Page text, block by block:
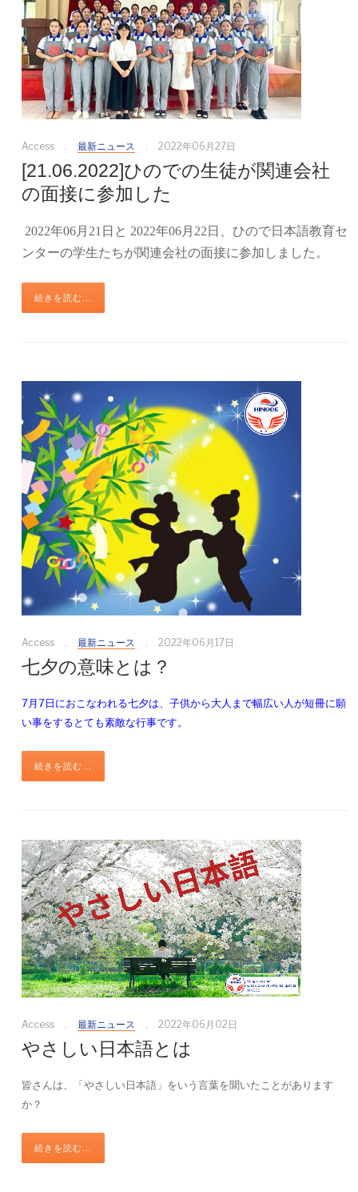
Access 最新ニュース 2022年06月27日
[21.06.2022]ひのでの生徒が関連会社
の面接に参加した
2022年06月21日と 2022年06月22日、ひので日本語教育セ
ンターの学生たちが関連会社の面接に参加しました。
続きを読む...
Access 最新ニュース 2022年06月17日
七夕の意味とは？
7月7日におこなわれる七夕は、子供から大人まで幅広い人が短冊に願
い事をするとても素敵な行事です。
続きを読む...
Access 最新ニュース 2022年06月02日
やさしい日本語とは
皆さんは、「やさしい日本語」をいう言葉を聞いたことがあります
か？
続きを読む...